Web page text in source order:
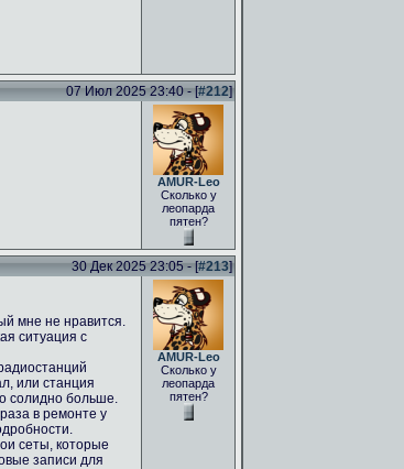
07 Июл 2025 23:40 - [#212]
AMUR-Leo
Сколько у
леопарда
пятен?
30 Дек 2025 23:05 - [#213]
мне не нравится.
ситуация с
или станция
солидно больше.
в ремонте у
сеты, которые
записи для
AMUR-Leo
Сколько у
леопарда
пятен?